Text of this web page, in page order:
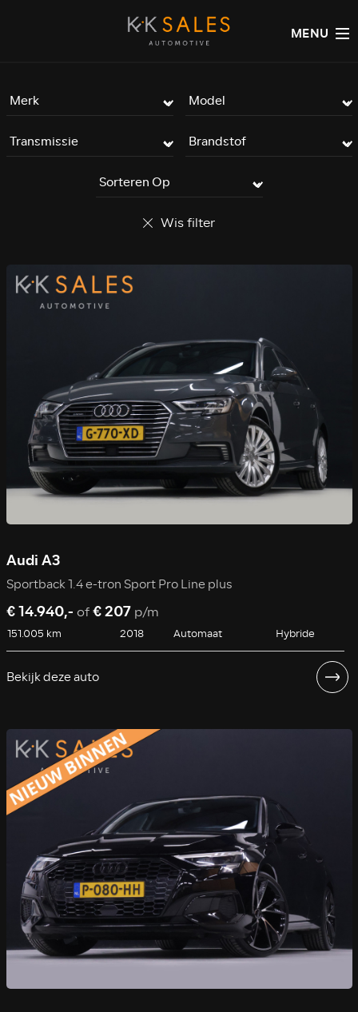
MENU
Wis filter
Audi A3
Sportback 1.4 e-tron Sport Pro Line plus
€ 14.940,- of€ 207 p/m
151.005 km 2018 Automaat Hybride
Bekijk deze auto